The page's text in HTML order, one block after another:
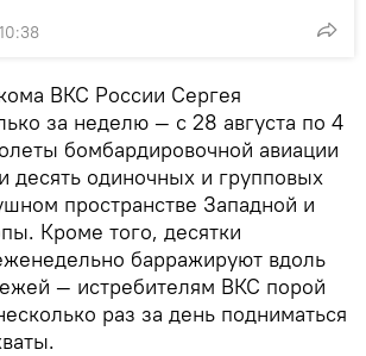
ВКС России Сергея
за неделю — с 28 августа по 4
бомбардировочной авиации
одиночных и групповых
пространстве Западной и
Кроме того, десятки
барражируют вдоль
— истребителям ВКС порой
раз за день подниматься